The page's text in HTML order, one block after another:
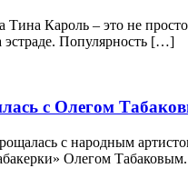
Тина Кароль – это не
эстраде. Популярность […]
с Олегом
с народным
Олегом